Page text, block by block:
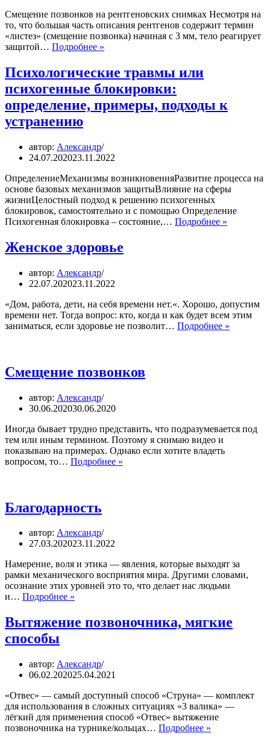
Смещение позвонков на рентгеновских снимках Несмотря на
то, что большая часть описания рентгенов содержит термин
«листез» (смещение позвонка) начиная с 3 мм, тело реагирует
защитой… Подробнее »
Психологические травмы или
психогенные блокировки:
определение, примеры, подходы к
устранению
автор: Александр
24.07.202023.11.2022
ОпределениеМеханизмы возникновенияРазвитие процесса на
основе базовых механизмов защитыВлияние на сферы
жизниЦелостный подход к решению психогенных
блокировок, самостоятельно и с помощью Определение
Психогенная блокировка – состояние,… Подробнее »
к
Женское здоровье
автор: Александр
22.07.202023.11.2022
«Дом, работа, дети, на себя времени нет.«. Хорошо, допустим
времени нет. Тогда вопрос: кто, когда и как будет всем этим
заниматься, если здоровье не позволит… Подробнее »
Смещение позвонков
автор: Александр
30.06.202030.06.2020
Иногда бывает трудно представить, что подразумевается под
тем или иным термином. Поэтому я снимаю видео и
показываю на примерах. Однако если хотите владеть
вопросом, то… Подробнее »
Благодарность
автор: Александр
27.03.202023.11.2022
Намерение, воля и этика — явления, которые выходят за
рамки механического восприятия мира. Другими словами,
осознание этих уровней это то, что делает нас людьми
и… Подробнее »
Вытяжение позвоночника, мягкие
способы
автор: Александр
06.02.202025.04.2021
«Отвес» — самый доступный способ «Струна» — комплект
для использования в сложных ситуациях «3 валика» —
лёгкий для применения способ «Отвес» вытяжение
позвоночника на турнике/кольцах… Подробнее »